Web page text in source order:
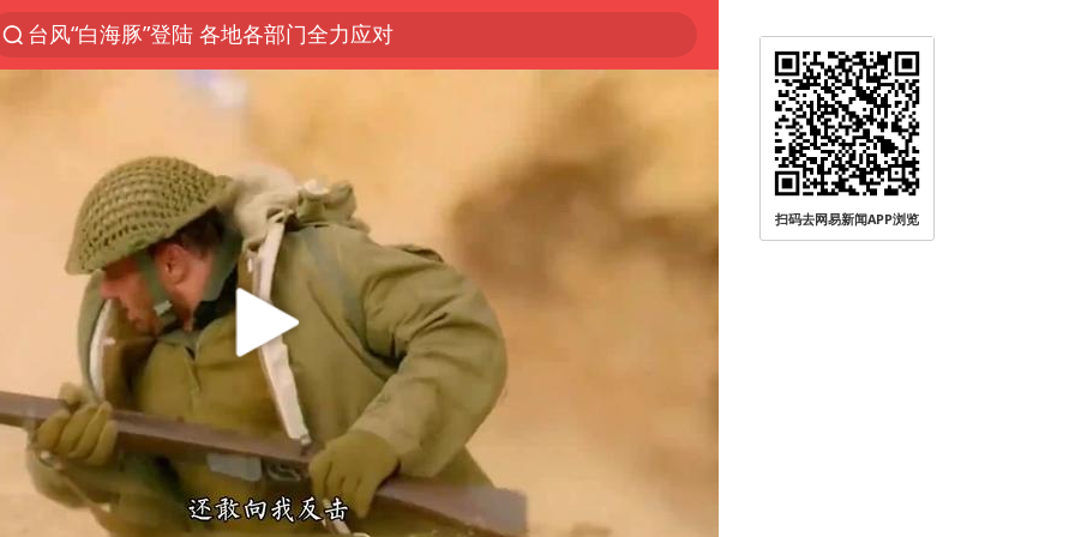
台风“白海豚”登陆 各地各部门全力应对
小沈阳加盟《披荆斩棘》
上海鼓励居家办公
多地银行上调存款利率
手机真会“偷听”我们说话吗
NBA传奇教练老尼尔森去世
武汉3名城管协管员殴打摊主被刑拘
上海地铁4条线路全线停运
上海暴雨已致多处积水
宇树申购 中一签有望赚20万元
扫码去网易新闻APP浏览